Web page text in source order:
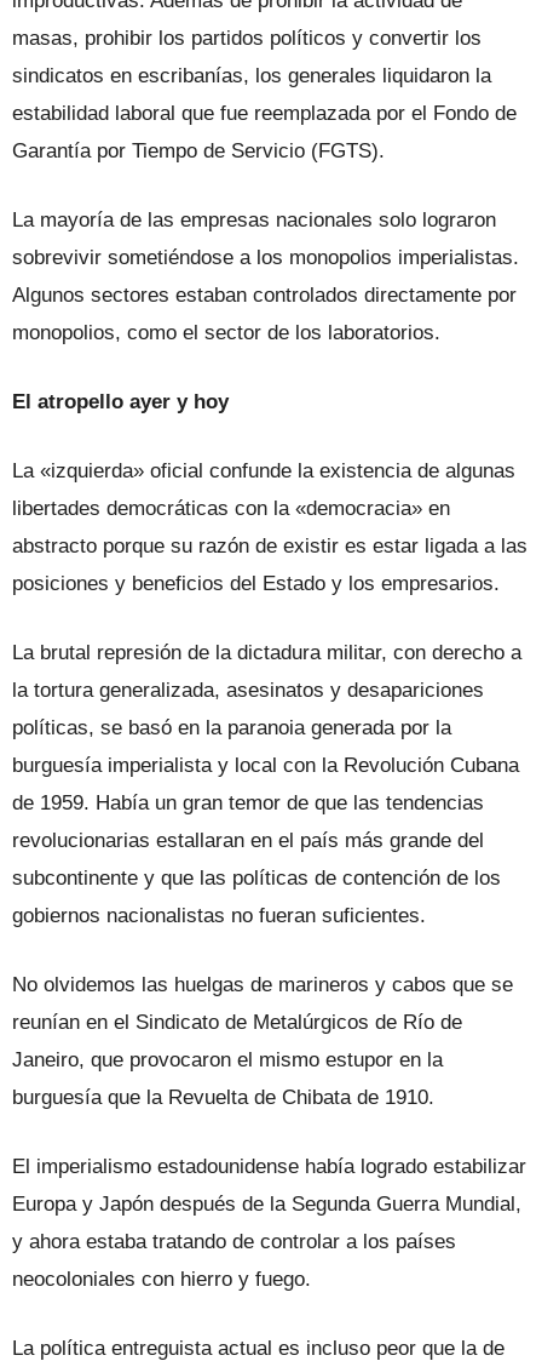
masas, prohibir los partidos políticos y convertir los
sindicatos en escribanías, los generales liquidaron la
estabilidad laboral que fue reemplazada por el Fondo de
Garantía por Tiempo de Servicio (FGTS).
La mayoría de las empresas nacionales solo lograron
sobrevivir sometiéndose a los monopolios imperialistas.
Algunos sectores estaban controlados directamente por
monopolios, como el sector de los laboratorios.
El atropello ayer y hoy
La «izquierda» oficial confunde la existencia de algunas
libertades democráticas con la «democracia» en
abstracto porque su razón de existir es estar ligada a las
posiciones y beneficios del Estado y los empresarios.
La brutal represión de la dictadura militar, con derecho a
la tortura generalizada, asesinatos y desapariciones
políticas, se basó en la paranoia generada por la
burguesía imperialista y local con la Revolución Cubana
de 1959. Había un gran temor de que las tendencias
revolucionarias estallaran en el país más grande del
subcontinente y que las políticas de contención de los
gobiernos nacionalistas no fueran suficientes.
No olvidemos las huelgas de marineros y cabos que se
reunían en el Sindicato de Metalúrgicos de Río de
Janeiro, que provocaron el mismo estupor en la
burguesía que la Revuelta de Chibata de 1910.
El imperialismo estadounidense había logrado estabilizar
Europa y Japón después de la Segunda Guerra Mundial,
y ahora estaba tratando de controlar a los países
neocoloniales con hierro y fuego.
La política entreguista actual es incluso peor que la de